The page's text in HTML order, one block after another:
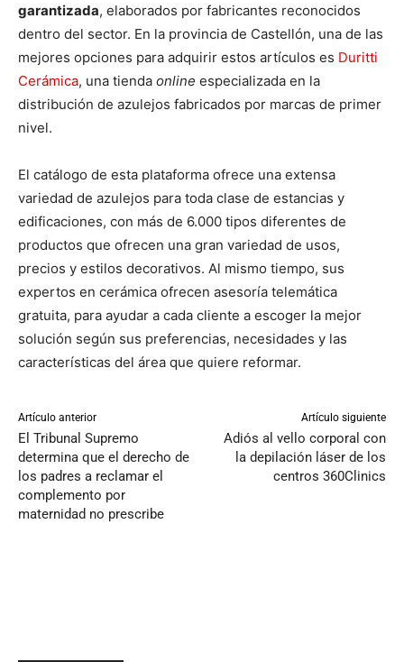
garantizada, elaborados por fabricantes reconocidos
dentro del sector. En la provincia de Castellón, una de las
mejores opciones para adquirir estos artículos es Duritti
Cerámica, una tienda online especializada en la
distribución de azulejos fabricados por marcas de primer
nivel.
El catálogo de esta plataforma ofrece una extensa
variedad de azulejos para toda clase de estancias y
edificaciones, con más de 6.000 tipos diferentes de
productos que ofrecen una gran variedad de usos,
precios y estilos decorativos. Al mismo tiempo, sus
expertos en cerámica ofrecen asesoría telemática
gratuita, para ayudar a cada cliente a escoger la mejor
solución según sus preferencias, necesidades y las
características del área que quiere reformar.
Artículo anterior
El Tribunal Supremo
determina que el derecho de
los padres a reclamar el
complemento por
maternidad no prescribe
Artículo siguiente
Adiós al vello corporal con
la depilación láser de los
centros 360Clinics